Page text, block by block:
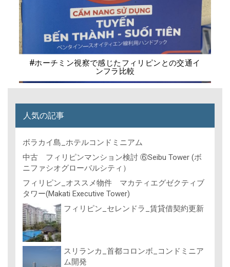
#ホーチミン視察で感じたフィリピンとの交通イ
ンフラ比較
人気の記事
ボラカイ島_ホテルコンドミニアム
中古 フィリピンマンション検討 ⑥Seibu Tower (ボ
ニファシオグローバルシティ）
フィリピン_オススメ物件 マカティエグゼクティブ
タワー(Makati Executive Tower)
フィリピン_セレンドラ_賃貸借契約更新
スリランカ_首都コロンボ_コンドミニア
ム開発